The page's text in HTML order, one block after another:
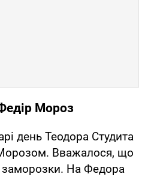
Мороз
день Теодора Студита
Вважалося, що
заморозки. На Федора